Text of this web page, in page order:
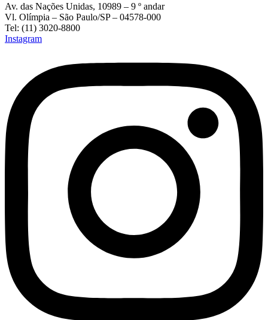
Av. das Nações Unidas, 10989 – 9 º andar
Vl. Olímpia – São Paulo/SP – 04578-000
Tel: (11) 3020-8800
Instagram